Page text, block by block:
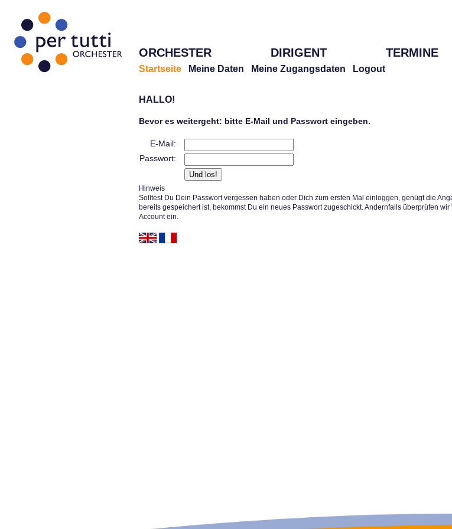
ORCHESTER DIRIGENT TERMINE
Startseite Meine Daten Meine Zugangsdaten Logout
HALLO!
Bevor es weitergeht: bitte E-Mail und Passwort eingeben.
E-Mail:
Passwort:
Hinweis
Solltest Du Dein Passwort vergessen haben oder Dich zum ersten Mal einloggen, genügt die
bereits gespeichert ist, bekommst Du ein neues Passwort zugeschickt. Andernfalls überprüfen
Account ein.